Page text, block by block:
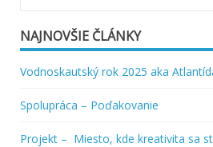
NAJNOVŠIE ČLÁNKY
Vodnoskautský rok 2025 aka
Spolupráca – Poďakovanie
Projekt – Miesto, kde kreativita sa